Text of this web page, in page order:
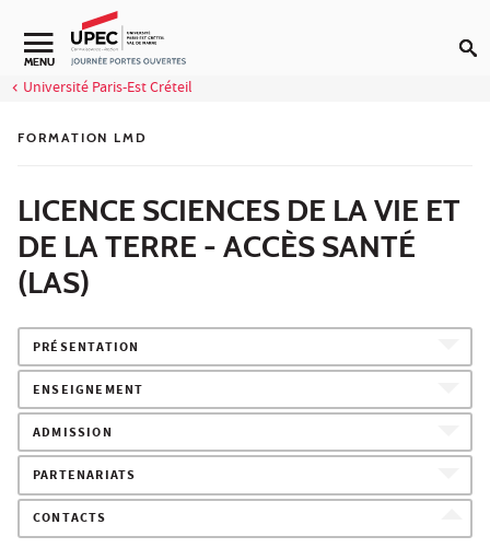
Aller au contenu
MENU
Université Paris-Est Créteil
FORMATION LMD
LICENCE SCIENCES DE LA VIE ET
DE LA TERRE - ACCÈS SANTÉ
(LAS)
PRÉSENTATION
ENSEIGNEMENT
ADMISSION
PARTENARIATS
CONTACTS